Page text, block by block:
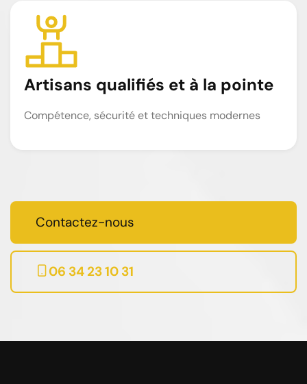
Artisans qualifiés et à la pointe
Compétence, sécurité et techniques modernes
Contactez-nous
06 34 23 10 31